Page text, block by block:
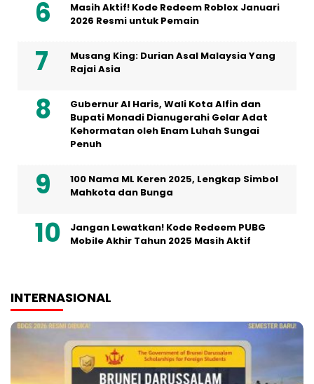
Masih Aktif! Kode Redeem Roblox Januari
2026 Resmi untuk Pemain
Musang King: Durian Asal Malaysia Yang
Rajai Asia
Gubernur Al Haris, Wali Kota Alfin dan
Bupati Monadi Dianugerahi Gelar Adat
Kehormatan oleh Enam Luhah Sungai
Penuh
100 Nama ML Keren 2025, Lengkap Simbol
Mahkota dan Bunga
Jangan Lewatkan! Kode Redeem PUBG
Mobile Akhir Tahun 2025 Masih Aktif
INTERNASIONAL